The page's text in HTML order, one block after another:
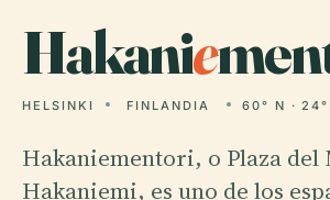
Hakanie
HELSINKI FINLANDIA 60° N · 24°
Hakaniementori, o Plaza del
Hakaniemi, es uno de los